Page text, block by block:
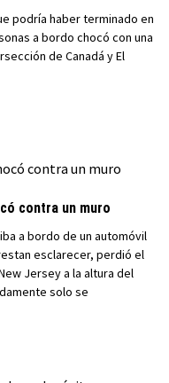
podría haber terminado en
a bordo chocó con una
de Canadá y El
contra un muro
a bordo de un automóvil
esclarecer, perdió el
Jersey a la altura del
solo se